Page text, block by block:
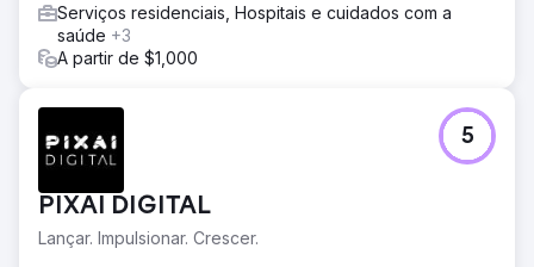
Serviços residenciais, Hospitais e cuidados com a
saúde +3
A partir de $1,000
PIXAI DIGITAL
Lançar. Impulsionar. Crescer.
5